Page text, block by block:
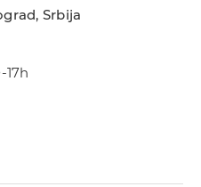
Srbija
17h